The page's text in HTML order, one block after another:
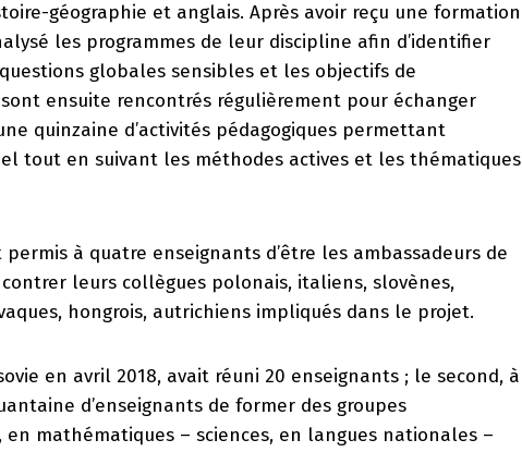
géographie et anglais. Après avoir reçu une formation
les programmes de leur discipline afin d’identifier
globales sensibles et les objectifs de
ensuite rencontrés régulièrement pour échanger
quinzaine d’activités pédagogiques permettant
tout en suivant les méthodes actives et les thématiques
à quatre enseignants d’être les ambassadeurs de
leurs collègues polonais, italiens, slovènes,
hongrois, autrichiens impliqués dans le projet.
en avril 2018, avait réuni 20 enseignants ; le second, à
d’enseignants de former des groupes
mathématiques – sciences, en langues nationales –